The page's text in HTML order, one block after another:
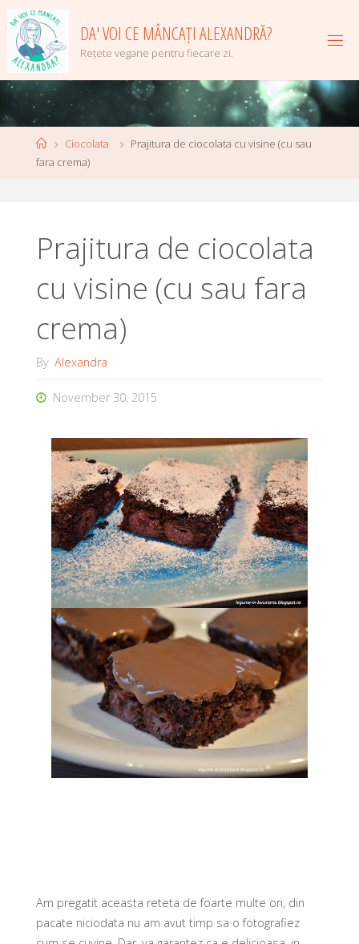
to
content
DA' VOI CE MÂNCAȚI ALEXANDRĂ?
Rețete vegane pentru fiecare zi.
HomeCiocolata
Prajitura de ciocolata cu visine (cu sau
fara crema)
Prajitura de ciocolata
cu visine (cu sau fara
crema)
By Alexandra
November 30, 2015
Am pregatit aceasta reteta de foarte multe ori, din
pacate niciodata nu am avut timp sa o fotografiez